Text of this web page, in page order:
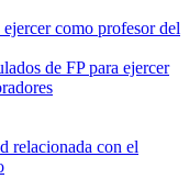
como profesor del
de FP para ejercer
relacionada con el